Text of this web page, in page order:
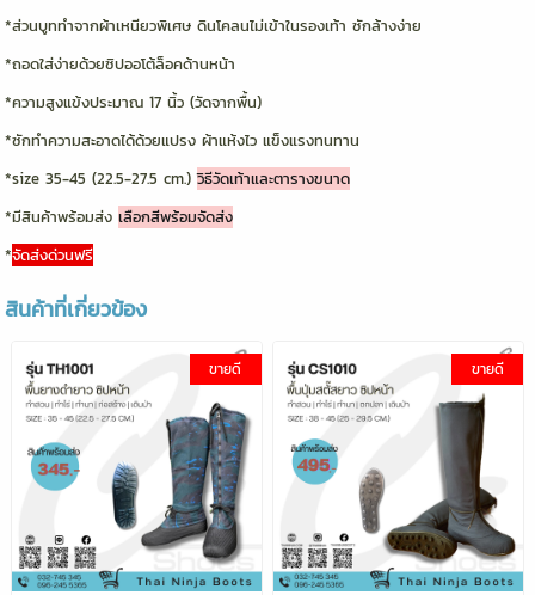
*ส่วนบูททำจากผ้าเหนียวพิเศษ ดินโคลนไม่เข้าในรองเท้า ซักล้างง่าย
*ถอดใส่ง่ายด้วยซิปออโต้ล็อคด้านหน้า
*ความสูงแข้งประมาณ 17 นิ้ว (วัดจากพื้น)
*ซักทำความสะอาดได้ด้วยแปรง ผ้าแห้งไว แข็งแรงทนทาน
*size 35-45 (22.5-27.5 cm.)วิธีวัดเท้าและตารางขนาด
*มีสินค้าพร้อมส่งเลือกสีพร้อมจัดส่ง
*จัดส่งด่วนฟรี
สินค้าที่เกี่ยวข้อง
ขายดี ขายดี